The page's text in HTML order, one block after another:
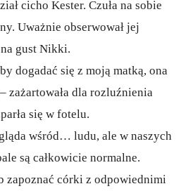
cicho Kester. Czuła na sobie
Uważnie obserwował jej
gust Nikki.
dogadać się z moją matką, ona
zażartowała dla rozluźnienia
się w fotelu.
wśród… ludu, ale w naszych
są całkowicie normalne.
zapoznać córki z odpowiednimi